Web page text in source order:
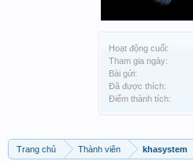
Hoạt động cuối:
Tham gia ngày:
Bài gửi:
Đã được thích:
Điểm thành tích:
Trang chủ Thành viên khasystem